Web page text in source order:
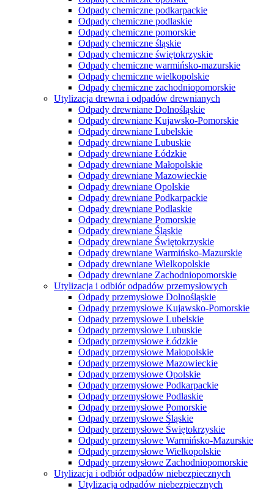
Odpady chemiczne podkarpackie
Odpady chemiczne podlaskie
Odpady chemiczne pomorskie
Odpady chemiczne śląskie
Odpady chemiczne świętokrzyskie
Odpady chemiczne warmińsko-mazurskie
Odpady chemiczne wielkopolskie
Odpady chemiczne zachodniopomorskie
Utylizacja drewna i odpadów drewnianych
Odpady drewniane Dolnośląskie
Odpady drewniane Kujawsko-Pomorskie
Odpady drewniane Lubelskie
Odpady drewniane Lubuskie
Odpady drewniane Łódzkie
Odpady drewniane Małopolskie
Odpady drewniane Mazowieckie
Odpady drewniane Opolskie
Odpady drewniane Podkarpackie
Odpady drewniane Podlaskie
Odpady drewniane Pomorskie
Odpady drewniane Śląskie
Odpady drewniane Świętokrzyskie
Odpady drewniane Warmińsko-Mazurskie
Odpady drewniane Wielkopolskie
Odpady drewniane Zachodniopomorskie
Utylizacja i odbiór odpadów przemysłowych
Odpady przemysłowe Dolnośląskie
Odpady przemysłowe Kujawsko-Pomorskie
Odpady przemysłowe Lubelskie
Odpady przemysłowe Lubuskie
Odpady przemysłowe Łódzkie
Odpady przemysłowe Małopolskie
Odpady przemysłowe Mazowieckie
Odpady przemysłowe Opolskie
Odpady przemysłowe Podkarpackie
Odpady przemysłowe Podlaskie
Odpady przemysłowe Pomorskie
Odpady przemysłowe Śląskie
Odpady przemysłowe Świętokrzyskie
Odpady przemysłowe Warmińsko-Mazurskie
Odpady przemysłowe Wielkopolskie
Odpady przemysłowe Zachodniopomorskie
Utylizacja i odbiór odpadów niebezpiecznych
Utylizacja odpadów niebezpiecznych